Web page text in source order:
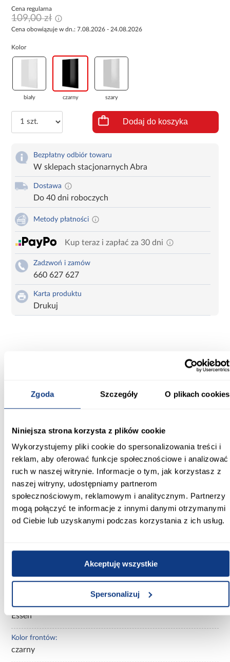
Zgoda Szczegóły O plikach cookies
Niniejsza strona korzysta z plików cookie
Wykorzystujemy pliki cookie do spersonalizowania treści i
reklam, aby oferować funkcje społecznościowe i analizować
ruch w naszej witrynie. Informacje o tym, jak korzystasz z
naszej witryny, udostępniamy partnerom
społecznościowym, reklamowym i analitycznym. Partnerzy
mogą połączyć te informacje z innymi danymi otrzymanymi
od Ciebie lub uzyskanymi podczas korzystania z ich usług.
Akceptuję wszystkie
Spersonalizuj
Cena regularna
109,00 zł
Cena obowiązuje w dn.: 7.08.2026 - 24.08.2026
Kolor
biały czarny szary
Dodaj do koszyka
Bezpłatny odbiór towaru
W sklepach stacjonarnych Abra
Dostawa
Do 40 dni roboczych
Metody płatności
Kup teraz i zapłać za 30 dni
Zadzwoń i zamów
660 627 627
Karta produktu
Drukuj
kuchni. Jego czarny kolor o połyskującym wykończeniu przyciąga
Wykonany z trwałej płyty melaminowanej doskonale nadaje się
do szafki narożnej górnej. Front sprzedawany bez uchwytów -
trzeba zamówić dodatkowo.
Essen to idealny wybór dla tych, którzy cenią sobie estetykę i
jakość wykonania. Dzięki niemu Twoja kuchnia stanie się jeszcze
piękniejsza i bardziej funkcjonalna.
Informacje Transport Informacje o
Wysokość [cm]:
71.40
1.90
Essen
Kolor frontów:
czarny